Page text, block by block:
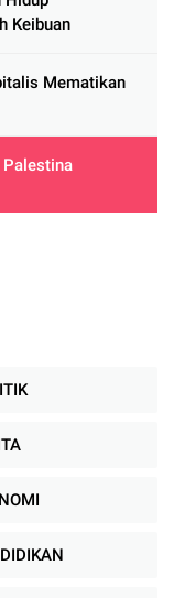
Keibuan
Mematikan
Palestina